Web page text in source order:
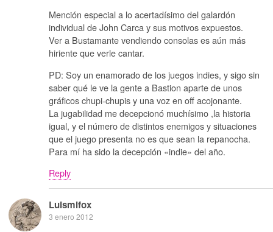
Mención especial a lo acertadísimo del galardón
individual de John Carca y sus motivos expuestos.
Ver a Bustamante vendiendo consolas es aún más
hiriente que verle cantar.
PD: Soy un enamorado de los juegos indies, y sigo sin
saber qué le ve la gente a Bastion aparte de unos
gráficos chupi-chupis y una voz en off acojonante.
La jugabilidad me decepcionó muchísimo ,la historia
igual, y el número de distintos enemigos y situaciones
que el juego presenta no es que sean la repanocha.
Para mí ha sido la decepción «indie» del año.
Reply
Luismifox
3 enero 2012